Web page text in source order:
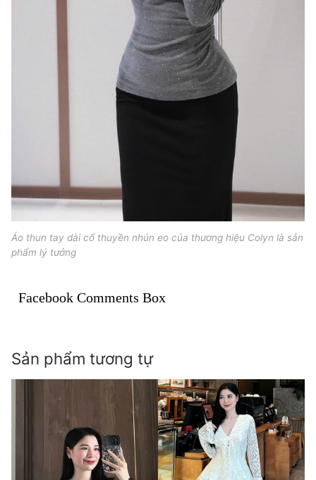
Áo thun tay dài cổ thuyền nhún eo của thương hiệu Colyn là sản
phẩm lý tưởng
Facebook Comments Box
Sản phẩm tương tự